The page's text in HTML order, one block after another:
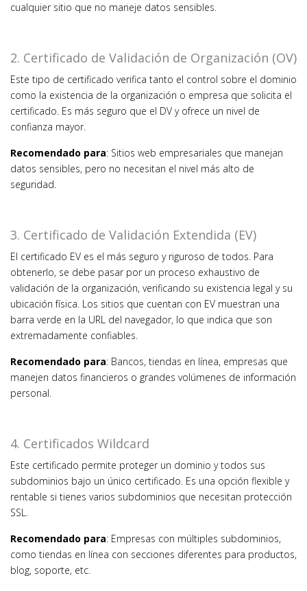
cualquier sitio que no maneje datos sensibles.
2. Certificado de Validación de Organización (OV)
Este tipo de certificado verifica tanto el control sobre el dominio
como la existencia de la organización o empresa que solicita el
certificado. Es más seguro que el DV y ofrece un nivel de
confianza mayor.
Recomendado para: Sitios web empresariales que manejan
datos sensibles, pero no necesitan el nivel más alto de
seguridad.
3. Certificado de Validación Extendida (EV)
El certificado EV es el más seguro y riguroso de todos. Para
obtenerlo, se debe pasar por un proceso exhaustivo de
validación de la organización, verificando su existencia legal y su
ubicación física. Los sitios que cuentan con EV muestran una
barra verde en la URL del navegador, lo que indica que son
extremadamente confiables.
Recomendado para: Bancos, tiendas en línea, empresas que
manejen datos financieros o grandes volúmenes de información
personal.
4. Certificados Wildcard
Este certificado permite proteger un dominio y todos sus
subdominios bajo un único certificado. Es una opción flexible y
rentable si tienes varios subdominios que necesitan protección
SSL.
Recomendado para: Empresas con múltiples subdominios,
como tiendas en línea con secciones diferentes para productos,
blog, soporte, etc.